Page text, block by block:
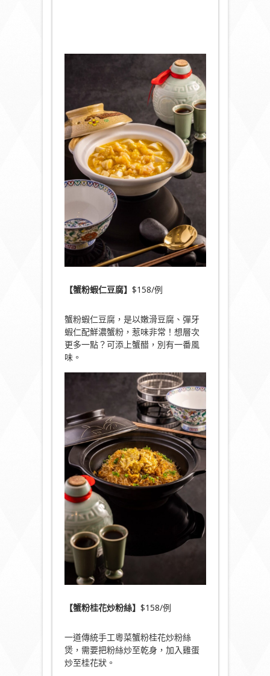
【蟹粉蝦仁豆腐】 $158/例
蟹粉蝦仁豆腐，是以嫩滑豆腐、彈牙
蝦仁配鮮濃蟹粉，惹味非常！想層次
更多一點？可添上蟹醋，別有一番風
味。
【蟹粉桂花炒粉絲】 $158/例
一道傳統手工粵菜蟹粉桂花炒粉絲
煲，需要把粉絲炒至乾身，加入雞蛋
炒至桂花狀。